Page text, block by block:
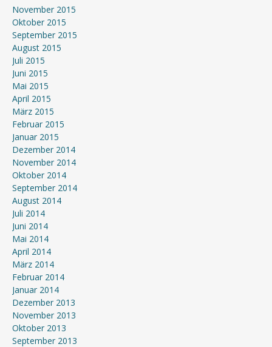
November 2015
Oktober 2015
September 2015
August 2015
Juli 2015
Juni 2015
Mai 2015
April 2015
März 2015
Februar 2015
Januar 2015
Dezember 2014
November 2014
Oktober 2014
September 2014
August 2014
Juli 2014
Juni 2014
Mai 2014
April 2014
März 2014
Februar 2014
Januar 2014
Dezember 2013
November 2013
Oktober 2013
September 2013